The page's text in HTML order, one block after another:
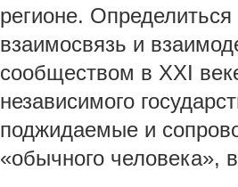
регионе.
взаимосвязь и
сообществом в XXI
независимого
поджидаемые и
«обычного человека»,